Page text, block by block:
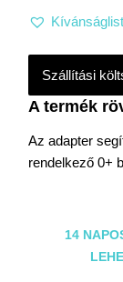
Az adapter
rendelkező 0+
Szállítási
14